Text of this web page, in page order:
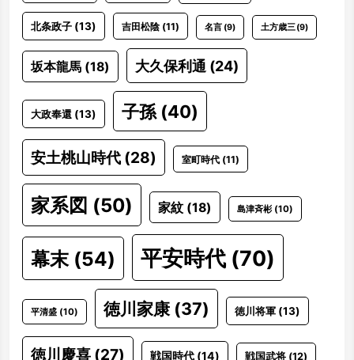
北条政子(13) 吉田松陰(11) 名言(9) 土方歳三(9)
坂本龍馬(18) 大久保利通 (24)
大政奉還(13) 子孫(40)
安土桃山時代(28) 室町時代(11)
家系図 (50) 家紋(18) 島津斉彬(10)
幕末(54) 平安時代(70)
平清盛(10) 徳川家康(37) 徳川将軍(13)
徳川慶喜(27) 戦国時代(14) 戦国武将(12)